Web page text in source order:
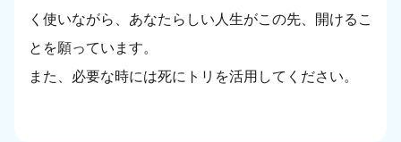
く使いながら、あなたらしい人生がこの先、開けるこ
とを願っています。
また、必要な時には死にトリを活用してください。